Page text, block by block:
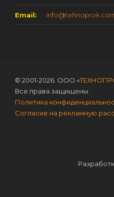
Email:
© 2001-2026. ООО «
Все права защищены.
Политика
Согласие на рекламную